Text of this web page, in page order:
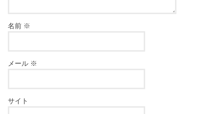
名前 ※
メール ※
サイト